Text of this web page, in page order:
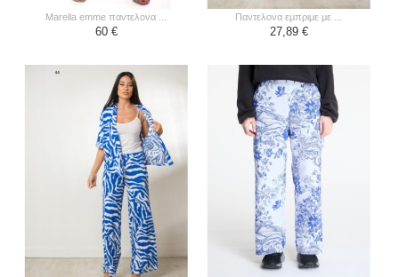
marella emme παντελονα ...
60 €
παντελονα εμπριμε με ...
27,89 €